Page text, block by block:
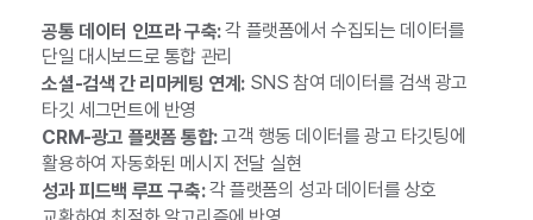
공통 데이터 인프라 구축:각 플랫폼에서 수집되는 데이터를
단일 대시보드로 통합 관리
소셜-검색 간 리마케팅 연계:SNS 참여 데이터를 검색 광고
타깃 세그먼트에 반영
CRM-광고 플랫폼 통합:고객 행동 데이터를 광고 타깃팅에
활용하여 자동화된 메시지 전달 실현
성과 피드백 루프 구축:각 플랫폼의 성과 데이터를 상호